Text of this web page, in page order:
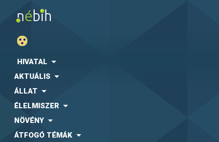
HIVATAL
AKTUÁLIS
ÁLLAT
ÉLELMISZER
NÖVÉNY
ÁTFOGÓ TÉMÁK